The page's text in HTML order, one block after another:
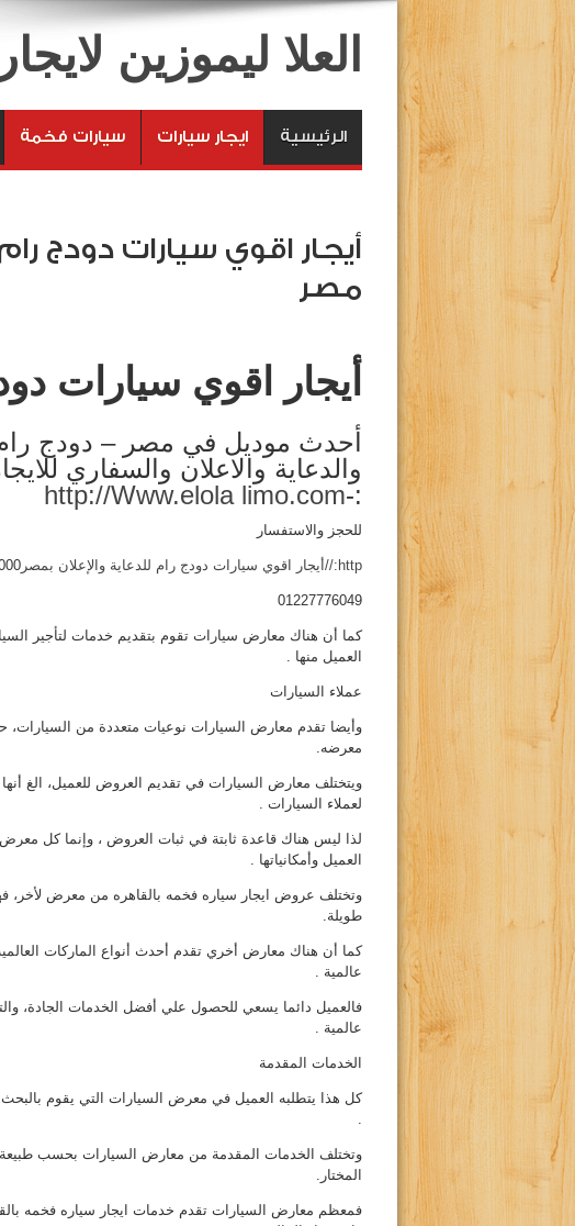
العلا ليموزين
الرئيسية ايجار سيارات سيارات فخمة
أيجار اقوي سيارات دودج
مصر
أيجار اقوي سيارات
أحدث موديل في مصر – دودج رام
والدعاية والاعلان والسفاري
:-
http://Www.elola limo.com
للحجز والاستفسار
http://أيجار اقوي سيارات دودج رام للدعاية والإعلان بمصر
01227776049
كما أن هناك معارض سيارات تقوم بتقديم خدمات لتأجير
العميل منها .
عملاء السيارات
وأيضا تقدم معارض السيارات نوعيات متعددة من السيارات،
معرضه.
ويتختلف معارض السيارات في تقديم العروض للعميل، الغ
لعملاء السيارات .
لذا ليس هناك قاعدة ثابتة في ثبات العروض ، وإنما كل
العميل وأمكانياتها .
وتختلف عروض ايجار سياره فخمه بالقاهره من معرض لأخر،
طويلة.
كما أن هناك معارض أخري تقدم أحدث أنواع الماركات
عالمية .
فالعميل دائما يسعي للحصول علي أفضل الخدمات الجادة،
عالمية .
الخدمات المقدمة
كل هذا يتطلبه العميل في معرض السيارات التي يقوم
.
وتختلف الخدمات المقدمة من معارض السيارات بحسب طبيعة
المختار.
فمعظم معارض السيارات تقدم خدمات ايجار سياره فخمه